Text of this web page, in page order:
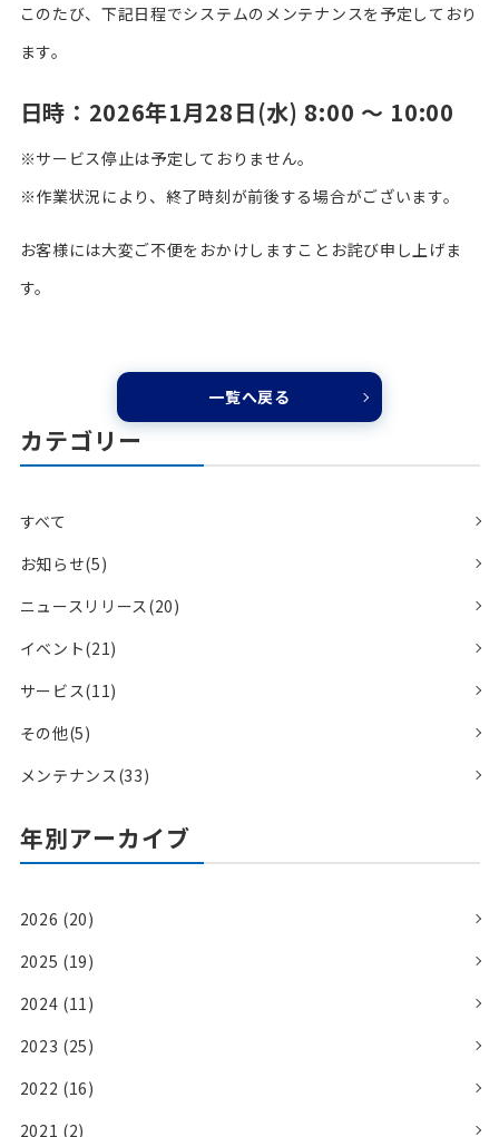
このたび、下記日程でシステムのメンテナンスを予定しており
ます。
日時：2026年1月28日(水) 8:00 ～ 10:00
※サービス停止は予定しておりません。
※作業状況により、終了時刻が前後する場合がございます。
お客様には大変ご不便をおかけしますことお詫び申し上げま
す。
一覧へ戻る
カテゴリー
すべて
お知らせ(5)
ニュースリリース(20)
イベント(21)
サービス(11)
その他(5)
メンテナンス(33)
年別アーカイブ
2026 (20)
2025 (19)
2024 (11)
2023 (25)
2022 (16)
2021 (2)